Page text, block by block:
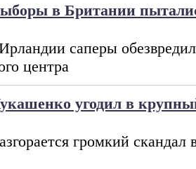
в Британии
саперы
центра
угодил в
громкий скандал